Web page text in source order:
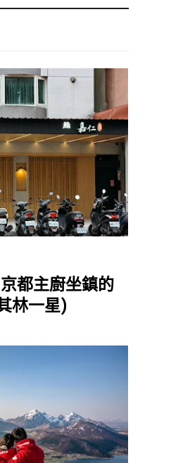
都主廚坐鎮的
林一星)